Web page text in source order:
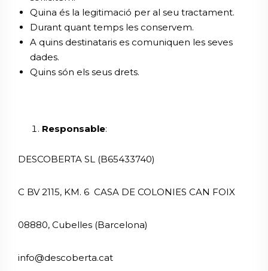
Quina és la legitimació per al seu tractament.
Durant quant temps les conservem.
A quins destinataris es comuniquen les seves
dades.
Quins són els seus drets.
Responsable:
DESCOBERTA SL (B65433740)
C BV 2115, KM. 6 CASA DE COLONIES CAN FOIX
08880, Cubelles (Barcelona)
info@descoberta.cat